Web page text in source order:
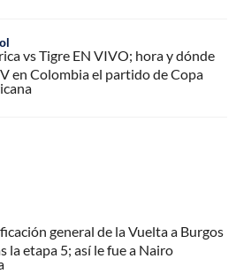
vs Tigre EN VIVO; hora y dónde
en Colombia el partido de Copa
general de la Vuelta a Burgos
la etapa 5; así le fue a Nairo